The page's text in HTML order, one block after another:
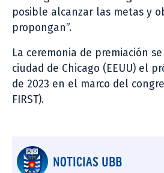
posible alcanzar las metas y
propongan”.
La ceremonia de premiación
ciudad de Chicago (EEUU) el
de 2023 en el marco del
FIRST).
NOTICIAS UBB